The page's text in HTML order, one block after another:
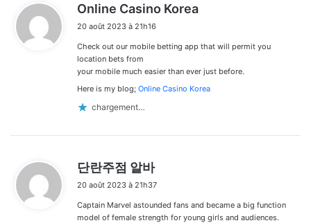
Online Casino Korea
20 août 2023 à 21h16
Check out our mobile betting app that will permit you
location bets from
your mobile much easier than ever just before.
Here is my blog; Online Casino Korea
chargement…
단란주점 알바
t
:
20 août 2023 à 21h37
Captain Marvel astounded fans and became a big function
model of female strength for young girls and audiences.